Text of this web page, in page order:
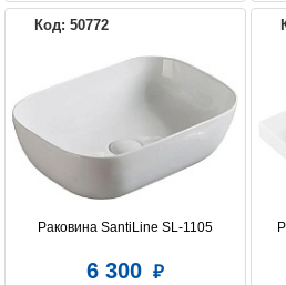
Код: 50772
Раковина SantiLine SL-1105
6 300